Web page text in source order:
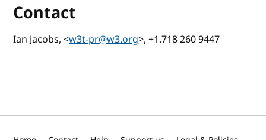
Contact
Ian Jacobs, <w3t-pr@w3.org>, +1.718 260 9447